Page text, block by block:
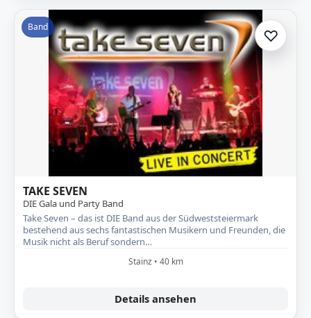
Band ♡Zur
TAKE SEVEN
DIE Gala und Party Band
Take Seven – das ist DIE Band aus der Südweststeiermark
bestehend aus sechs fantastischen Musikern und Freunden, die
Musik nicht als Beruf sondern…
Stainz • 40 km
Details ansehen